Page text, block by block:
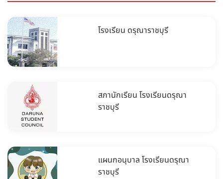
โรงเรียน ดรุณาราชบุรี
สภานักเรียน โรงเรียนดรุณา
ราชบุรี
แผนกอนุบาล โรงเรียนดรุณา
ราชบุรี